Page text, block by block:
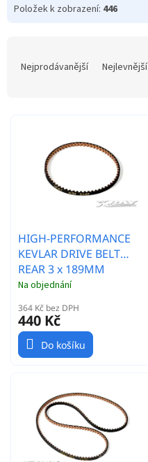
ů
Nejprodávanější Nejlevnější
Položek k zobrazení: 446
HIGH-PERFORMANCE
KEVLAR DRIVE BELT
REAR 3 x 189MM
Na objednání
364 Kč bez DPH
440 Kč
Do košíku